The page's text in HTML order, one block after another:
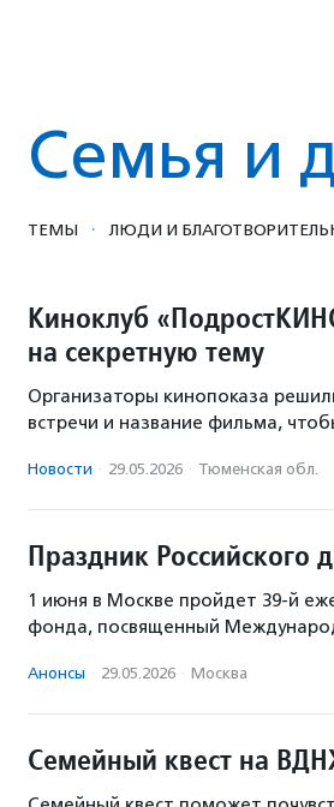
Семья и
ТЕМЫ · ЛЮДИ И
Киноклуб
на секретную тему
Организаторы кинопоказа
встречи и название фильма,
Новости · 29.05.2026 · Тюменская обл.
Праздник Российского
1 июня в Москве пройдет 39-й
фонда, посвященный
Анонсы · 29.05.2026 · Москва
Семейный квест на